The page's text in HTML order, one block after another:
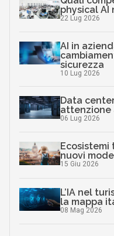
physical AI
22 Lug 2026
AI in
sicurezza
10 Lug 2026
Data
attenzione
06 Lug 2026
nuovi
15 Giu 2026
L’IA nel
la mappa
08 Mag 2026